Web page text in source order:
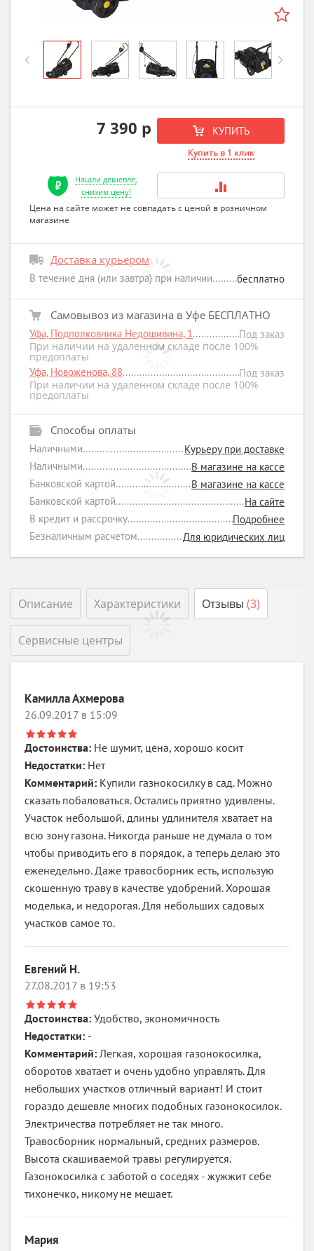
Previous
7 390 р КУПИТЬ
Купить в 1 клик
Нашли дешевле,
снизим цену!
Цена на сайте может не совпадать с ценой в розничном
магазине
Доставка курьером
В течение дня (или завтра) при наличии бесплатно
Самовывоз из магазина в Уфе БЕСПЛАТНО
Уфа, Подполковника Недошивина, 1
Под заказ
При наличии на удаленном складе после 100%
предоплаты
Уфа, Новоженова, 88
Под заказ
При наличии на удаленном складе после 100%
предоплаты
Способы оплаты
Наличными
Курьеру при доставке
Наличными
В магазине на кассе
Банковской картой
В магазине на кассе
Банковской картой
На сайте
В кредит и рассрочку
Подробнее
Безналичным расчетом
Для юридических лиц
Описание Характеристики Отзывы (3)
Сервисные центры
Камилла Ахмерова
26.09.2017 в 15:09
Достоинства: Не шумит, цена, хорошо косит
Недостатки: Нет
Комментарий: Купили газнокосилку в сад. Можно
сказать побаловаться. Остались приятно удивлены.
Участок небольшой, длины удлинителя хватает на
всю зону газона. Никогда раньше не думала о том
чтобы приводить его в порядок, а теперь делаю это
еженедельно. Даже травосборник есть, использую
скошенную траву в качестве удобрений. Хорошая
моделька, и недорогая. Для небольших садовых
участков самое то.
Евгений Н.
27.08.2017 в 19:53
Достоинства: Удобство, экономичность
Недостатки: -
Комментарий: Легкая, хорошая газонокосилка,
оборотов хватает и очень удобно управлять. Для
небольших участков отличный вариант! И стоит
гораздо дешевле многих подобных газонокосилок.
Электричества потребляет не так много.
Травосборник нормальный, средних размеров.
Высота скашиваемой травы регулируется.
Газонокосилка с заботой о соседях - жужжит себе
тихонечко, никому не мешает.
Мария